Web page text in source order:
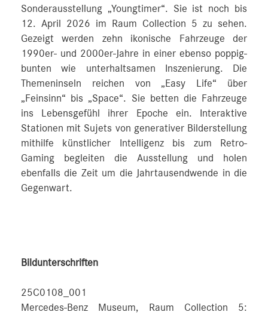
Sonderausstellung „Youngtimer“. Sie ist noch bis
12. April 2026 im Raum Collection 5 zu sehen.
Gezeigt werden zehn ikonische Fahrzeuge der
1990er- und 2000er-Jahre in einer ebenso poppig-
bunten wie unterhaltsamen Inszenierung. Die
Themeninseln reichen von „Easy Life“ über
„Feinsinn“ bis „Space“. Sie betten die Fahrzeuge
ins Lebensgefühl ihrer Epoche ein. Interaktive
Stationen mit Sujets von generativer Bilderstellung
mithilfe künstlicher Intelligenz bis zum Retro-
Gaming begleiten die Ausstellung und holen
ebenfalls die Zeit um die Jahrtausendwende in die
Gegenwart.
Bildunterschriften
25C0108_001
Mercedes-Benz Museum, Raum Collection 5: